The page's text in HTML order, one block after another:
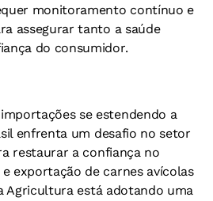
monitoramento contínuo e
assegurar tanto a saúde
do consumidor.
se estendendo a
enfrenta um desafio no setor
restaurar a confiança no
exportação de carnes avícolas
Agricultura está adotando uma